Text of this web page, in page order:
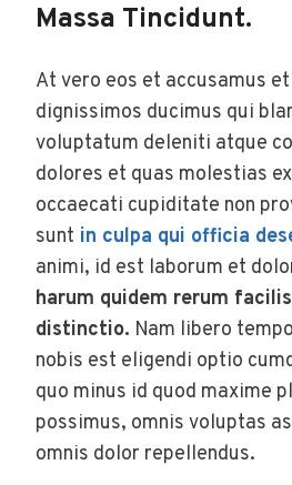
Massa Tincidunt.
At vero eos et accusamus
dignissimos ducimus qui
voluptatum deleniti atque
dolores et quas molestias
occaecati cupiditate non
sunt in culpa qui officia
animi, id est laborum et
harum quidem rerum
distinctio. Nam libero
nobis est eligendi optio
quo minus id quod maxime
possimus, omnis voluptas
omnis dolor repellendus.